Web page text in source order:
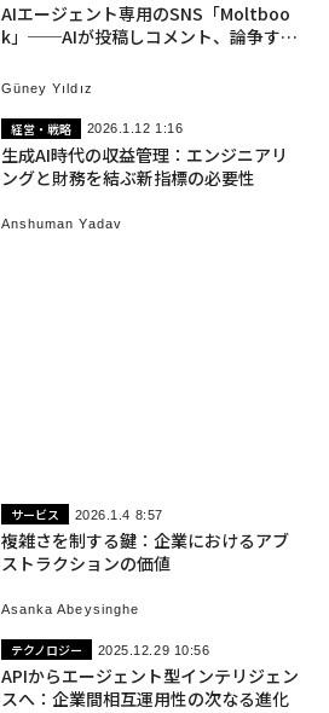
AIエージェント専用のSNS「Moltboo
k」──AIが投稿しコメント、論争する
Güney Yıldız
経営・戦略 2026.1.12 1:16
生成AI時代の収益管理：エンジニアリ
ングと財務を結ぶ新指標の必要性
Anshuman Yadav
サービス 2026.1.4 8:57
複雑さを制する鍵：企業におけるアブ
ストラクションの価値
Asanka Abeysinghe
テクノロジー 2025.12.29 10:56
APIからエージェント型インテリジェン
スへ：企業間相互運用性の次なる進化